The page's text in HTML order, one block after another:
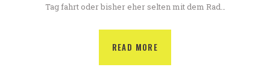
Tag fahrt oder bisher eher selten mit dem Rad…
READ MORE